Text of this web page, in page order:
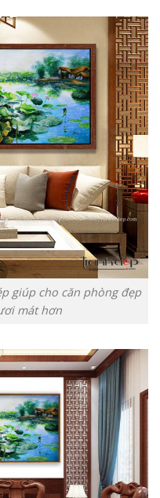
giúp cho căn phòng đẹp
mát hơn